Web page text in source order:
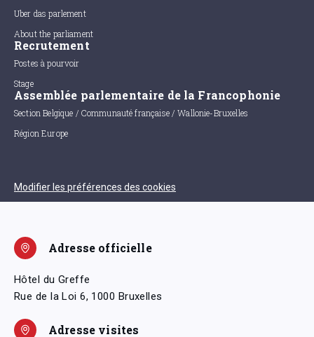
Uber das parlement
About the parliament
Recrutement
Postes à pourvoir
Stage
Assemblée parlementaire de la Francophonie
Section Belgique / Communauté française / Wallonie-Bruxelles
Région Europe
Modifier les préférences des cookies
Adresse officielle
Hôtel du Greffe
Rue de la Loi 6, 1000 Bruxelles
Adresse visites